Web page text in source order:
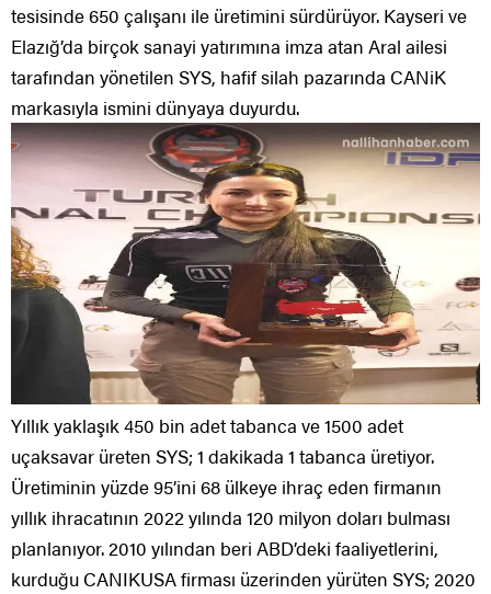
tesisinde 650 çalışanı ile üretimini sürdürüyor. Kayseri ve
Elazığ’da birçok sanayi yatırımına imza atan Aral ailesi
tarafından yönetilen SYS, hafif silah pazarında CANiK
markasıyla ismini dünyaya duyurdu.
Yıllık yaklaşık 450 bin adet tabanca ve 1500 adet
uçaksavar üreten SYS; 1 dakikada 1 tabanca üretiyor.
Üretiminin yüzde 95’ini 68 ülkeye ihraç eden firmanın
yıllık ihracatının 2022 yılında 120 milyon doları bulması
planlanıyor. 2010 yılından beri ABD’deki faaliyetlerini,
kurduğu CANIKUSA firması üzerinden yürüten SYS; 2020